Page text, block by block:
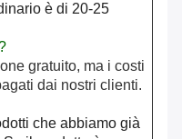
è di 20-25
gratuito, ma i costi
dai nostri clienti.
che abbiamo già